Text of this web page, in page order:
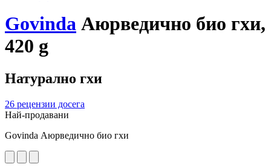
Govinda Аюрведично био гхи,
420 g
Натурално гхи
26 рецензии досега
Най-продавани
Govinda Аюрведично био гхи